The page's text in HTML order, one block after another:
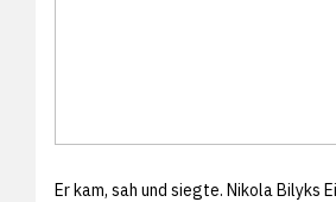
Er kam, sah und siegte. Nikola Bilyks